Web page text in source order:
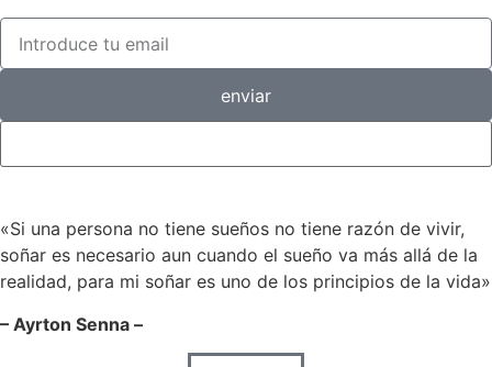
enviar
«Si una persona no tiene sueños no tiene razón de vivir,
soñar es necesario aun cuando el sueño va más allá de la
realidad, para mi soñar es uno de los principios de la vida»
– Ayrton Senna –